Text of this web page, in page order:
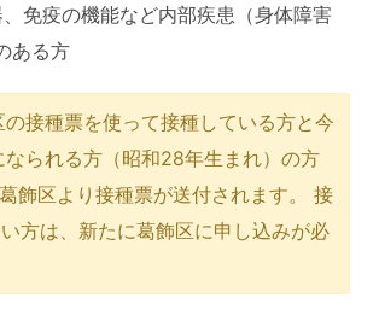
免疫の機能など内部疾患（身体障害
ある方
接種票を使って接種している方と今
られる方（昭和28年生まれ）の方
飾区より接種票が送付されます。 接
方は、新たに葛飾区に申し込みが必